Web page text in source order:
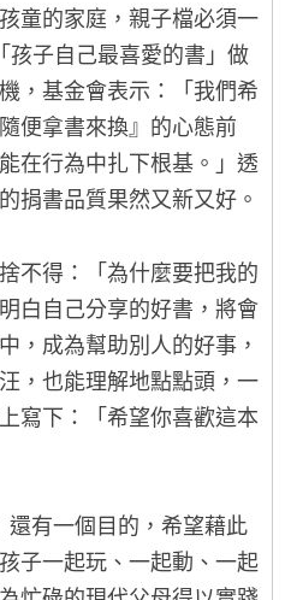
童的家庭，親子檔必須一
孩子自己最喜愛的書」做
，基金會表示：「我們希
便拿書來換』的心態前
在行為中扎下根基。」透
捐書品質果然又新又好。
不得：「為什麼要把我的
白自己分享的好書，將會
，成為幫助別人的好事，
，也能理解地點點頭，一
寫下：「希望你喜歡這本
還有一個目的，希望藉此
子一起玩、一起動、一起